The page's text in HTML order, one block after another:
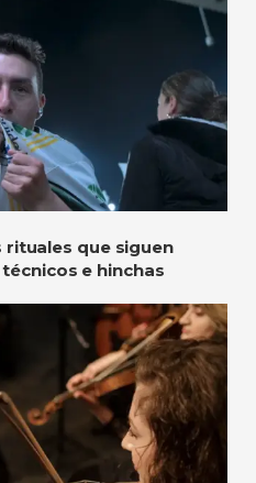
rituales que siguen
e hinchas